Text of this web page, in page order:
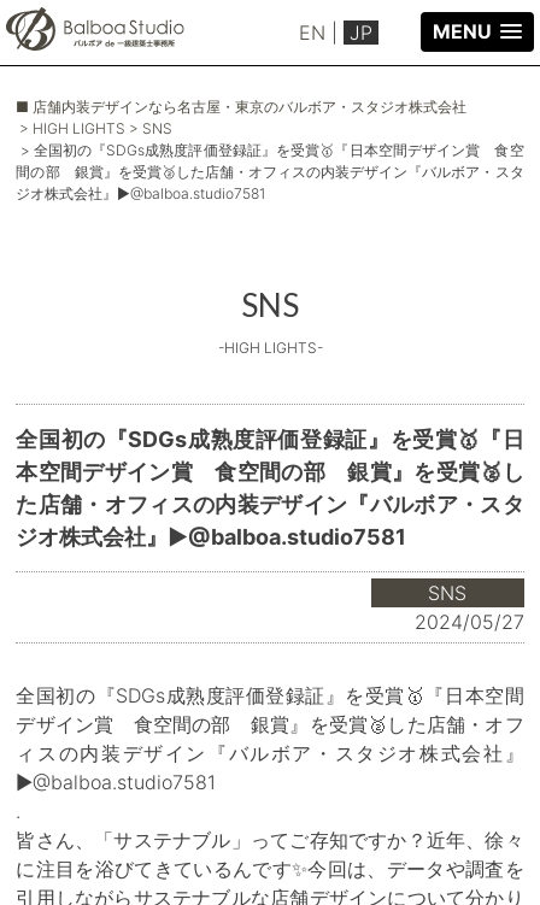
EN JP MENU
■ 店舗内装デザインなら名古屋・東京のバルボア・スタジオ株式会社
> HIGH LIGHTS > SNS
> 全国初の『SDGs成熟度評価登録証』を受賞🥇『日本空間デザイン賞 食空
間の部 銀賞』を受賞🥈した店舗・オフィスの内装デザイン『バルボア・スタ
ジオ株式会社』▶@balboa.studio7581
SNS
-HIGH LIGHTS-
全国初の『SDGs成熟度評価登録証』を受賞🥇『日
本空間デザイン賞 食空間の部 銀賞』を受賞🥈し
た店舗・オフィスの内装デザイン『バルボア・スタ
ジオ株式会社』▶@balboa.studio7581
SNS
2024/05/27
全国初の『SDGs成熟度評価登録証』を受賞🥇『日本空間
デザイン賞 食空間の部 銀賞』を受賞🥈した店舗・オフ
ィスの内装デザイン『バルボア・スタジオ株式会社』
▶@balboa.studio7581
.
皆さん、「サステナブル」ってご存知ですか？近年、徐々
に注目を浴びてきているんです✨今回は、データや調査を
引用しながらサステナブルな店舗デザインについて分かり